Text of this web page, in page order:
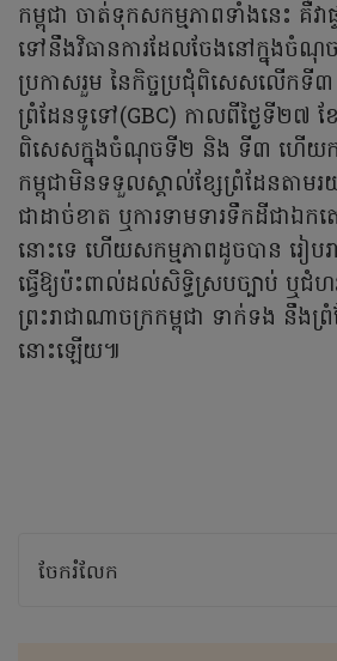
កម្ពុជា ចាត់ទុកសកម្មភាពទាំងនេះ គឺវ
ទៅនឹងវិធានការដែលចែងនៅក្នុងចំណុច
ប្រកាសរួម នៃកិច្ចប្រជុំពិសេសលើកទី៣
ព្រំដែនទូទៅ(GBC) កាលពីថ្ងៃទី២៧ ខ
ពិសេសក្នុងចំណុចទី២ និង ទី៣ ហើយកម្ពុ
កម្ពុជាមិនទទួលស្គាល់ខ្សែព្រំដែនតាមរយ
ជាដាច់ខាត ឬការទាមទារទឹកដីជាឯ
នោះទេ ហើយសកម្មភាពដូចបាន រៀប
ធ្វើឱ្យប៉ះពាល់ដល់សិទ្ធិស្របច្បាប់ ឬជំ
ព្រះរាជាណាចក្រកម្ពុជា ទាក់ទង នឹងព្រំ
នោះឡើយ៕
ចែករំលែក